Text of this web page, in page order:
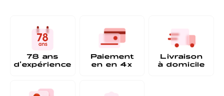
78 ans
d'expérience
Paiement
en en 4x
Livraison
à domicile